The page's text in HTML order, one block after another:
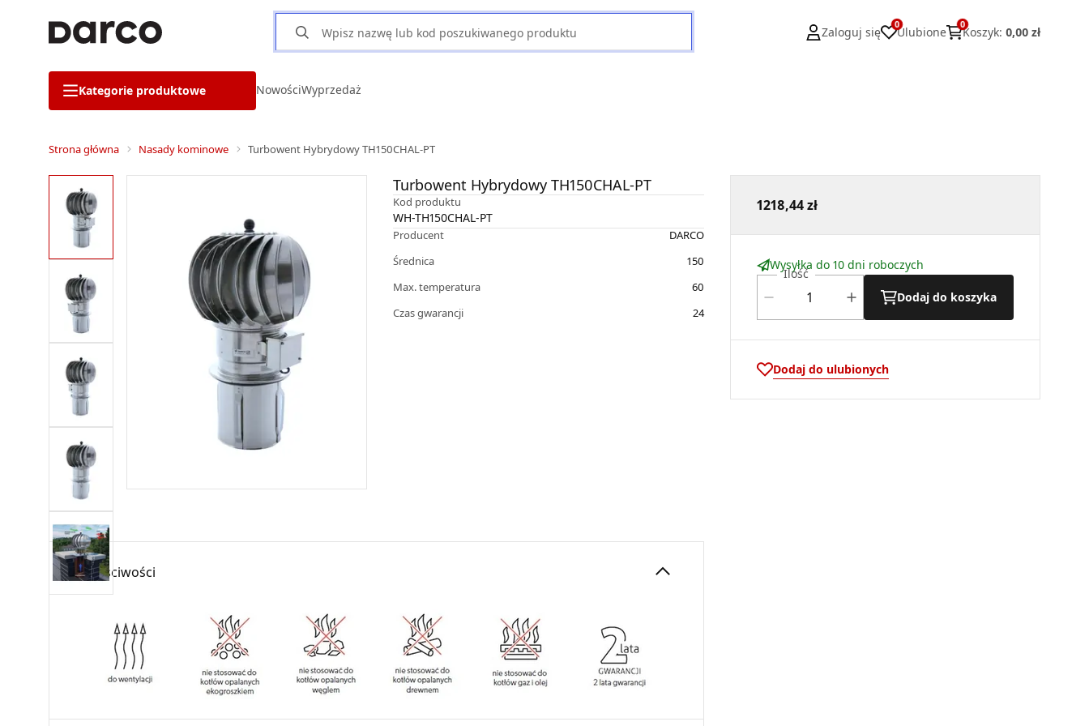
Zaloguj się
0
Ulubione
0
Koszyk: 0,00 zł
Kategorie produktowe NowościWyprzedaż
Strona główna Nasady kominowe Turbowent Hybrydowy TH150CHAL-PT
Turbowent Hybrydowy TH150CHAL-PT
Kod produktu
WH-TH150CHAL-PT
Producent
DARCO
Średnica
150
Max. temperatura
60
Czas gwarancji
24
1218,44 zł
Wysyłka do 10 dni roboczych
Ilość
Dodaj do koszyka
Dodaj do ulubionych
Właściwości